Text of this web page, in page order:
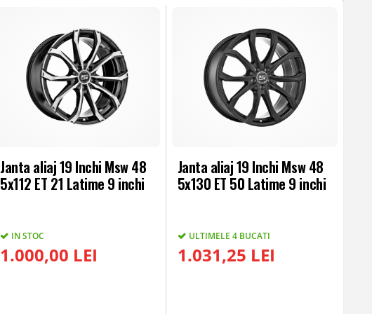
Janta aliaj 19 Inchi Msw 48
5x112 ET 21 Latime 9 inchi
IN STOC
1.000,00 LEI
Janta aliaj 19 Inchi Msw 48
5x130 ET 50 Latime 9 inchi
ULTIMELE 4 BUCATI
1.031,25 LEI